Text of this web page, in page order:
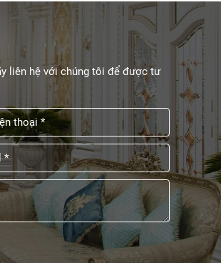
liên hệ với chúng tôi để được tư